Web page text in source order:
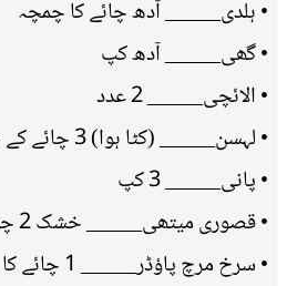
• ہلدی_____ آدھ چائے کا چمچہ
• گھی_____ آدھ کپ
• الائچی_____ 2 عدد
• لہسن_____ (کٹا ہوا) 3 چائے کے چمچے
• پانی_____ 3 کپ
• قصوری میتھی_____ خشک 2 چائے کے چمچے
• سرخ مرچ پاؤڈر_____ 1 چائے کا چمچہ